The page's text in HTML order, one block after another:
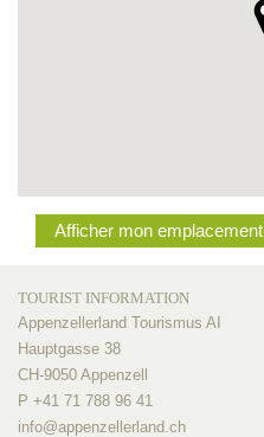
Afficher mon emplacement
TOURIST INFORMATION
Appenzellerland Tourismus AI
Hauptgasse 38
CH-9050 Appenzell
P +41 71 788 96 41
info@appenzellerland.ch